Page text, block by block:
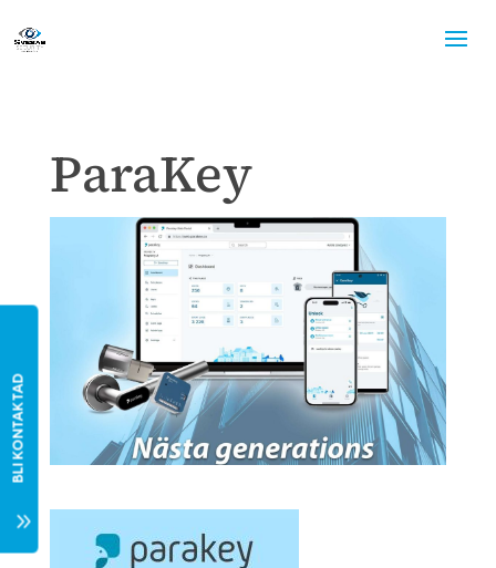
ParaKey
7
BLI KONTAKTAD